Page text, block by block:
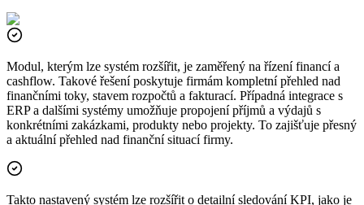
Modul, kterým lze systém rozšířit, je zaměřený na řízení financí a
cashflow. Takové řešení poskytuje firmám kompletní přehled nad
finančními toky, stavem rozpočtů a fakturací. Případná integrace s
ERP a dalšími systémy umožňuje propojení příjmů a výdajů s
konkrétními zakázkami, produkty nebo projekty. To zajišťuje přesný
a aktuální přehled nad finanční situací firmy.
Takto nastavený systém lze rozšířit o detailní sledování KPI, jako je